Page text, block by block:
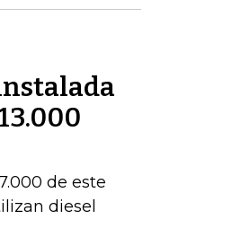
de este
diesel